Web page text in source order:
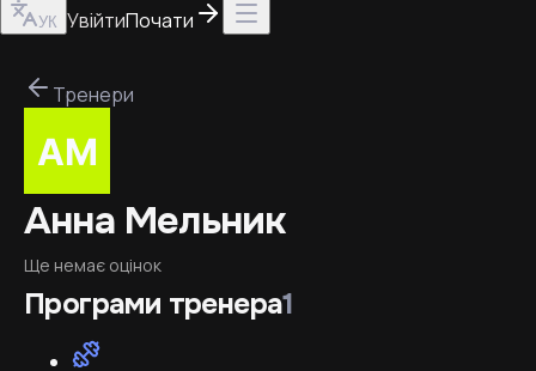
УК УвійтиПочати
Тренери
Анна Мельник
Ще немає оцінок
Програми тренера1